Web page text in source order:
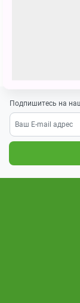
Подпишитесь на